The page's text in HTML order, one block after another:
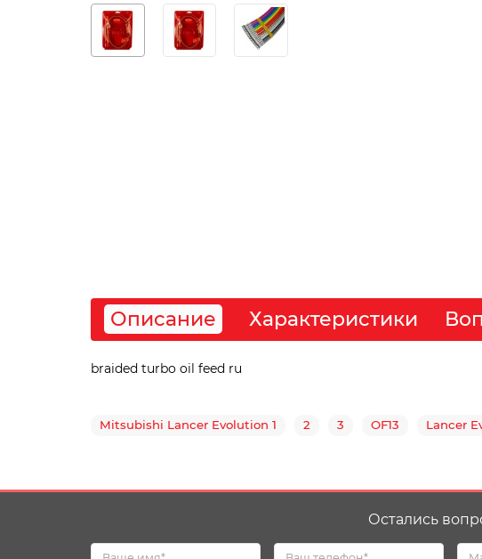
Описание Характеристики
braided turbo oil feed ru
Mitsubishi Lancer Evolution 1 2 3 OF13 Lancer
Остались